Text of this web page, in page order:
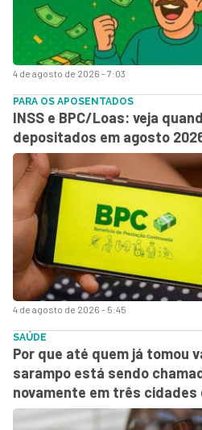
4 de agosto de 2026 - 7:03
4 de agosto de 2026 - 5:45
PARA OS APOSENTADOS
INSS e BPC/Loas: veja
depositados em agosto
SAÚDE
Por que até quem já tomou
sarampo está sendo
novamente em três cidades